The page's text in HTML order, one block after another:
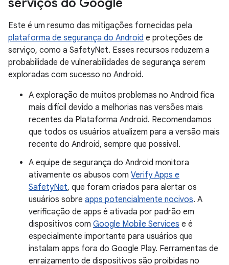
serviços do Google
Este é um resumo das mitigações fornecidas pela
plataforma de segurança do Android e proteções de
serviço, como a SafetyNet. Esses recursos reduzem a
probabilidade de vulnerabilidades de segurança serem
exploradas com sucesso no Android.
A exploração de muitos problemas no Android fica
mais difícil devido a melhorias nas versões mais
recentes da Plataforma Android. Recomendamos
que todos os usuários atualizem para a versão mais
recente do Android, sempre que possível.
A equipe de segurança do Android monitora
ativamente os abusos com Verify Apps e
SafetyNet, que foram criados para alertar os
usuários sobre apps potencialmente nocivos. A
verificação de apps é ativada por padrão em
dispositivos com Google Mobile Services e é
especialmente importante para usuários que
instalam apps fora do Google Play. Ferramentas de
enraizamento de dispositivos são proibidas no